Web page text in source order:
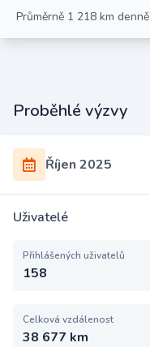
Průměrně 1 218 km denně
Proběhlé výzvy
Říjen 2025
Uživatelé
Přihlášených uživatelů
158
Celková vzdálenost
38 677 km